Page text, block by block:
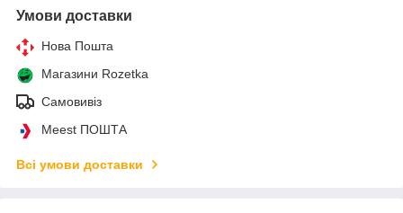
Умови доставки
Нова Пошта
Магазини Rozetka
Самовивіз
Meest ПОШТА
Всі умови доставки